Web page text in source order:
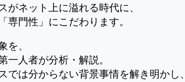
がネット上に溢れる時代に、
専門性」にこだわります。
を、
一人者が分析・解説。
では分からない背景事情を解き明かし、